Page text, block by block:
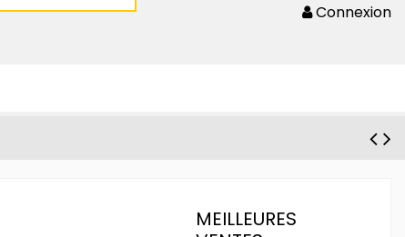
Connexion
MEILLEURES